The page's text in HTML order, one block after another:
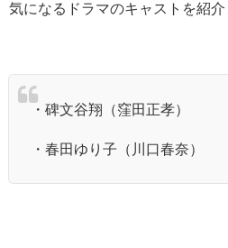
気になるドラマのキャストを紹介
・碑文谷翔（窪田正孝）
・春田ゆり子（川口春奈）